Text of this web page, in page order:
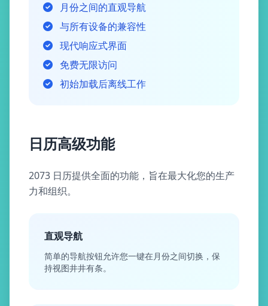
月份之间的直观导航
与所有设备的兼容性
现代响应式界面
免费无限访问
初始加载后离线工作
日历高级功能
2073 日历提供全面的功能，旨在最大化您的生产
力和组织。
直观导航
简单的导航按钮允许您一键在月份之间切换，保
持视图井井有条。